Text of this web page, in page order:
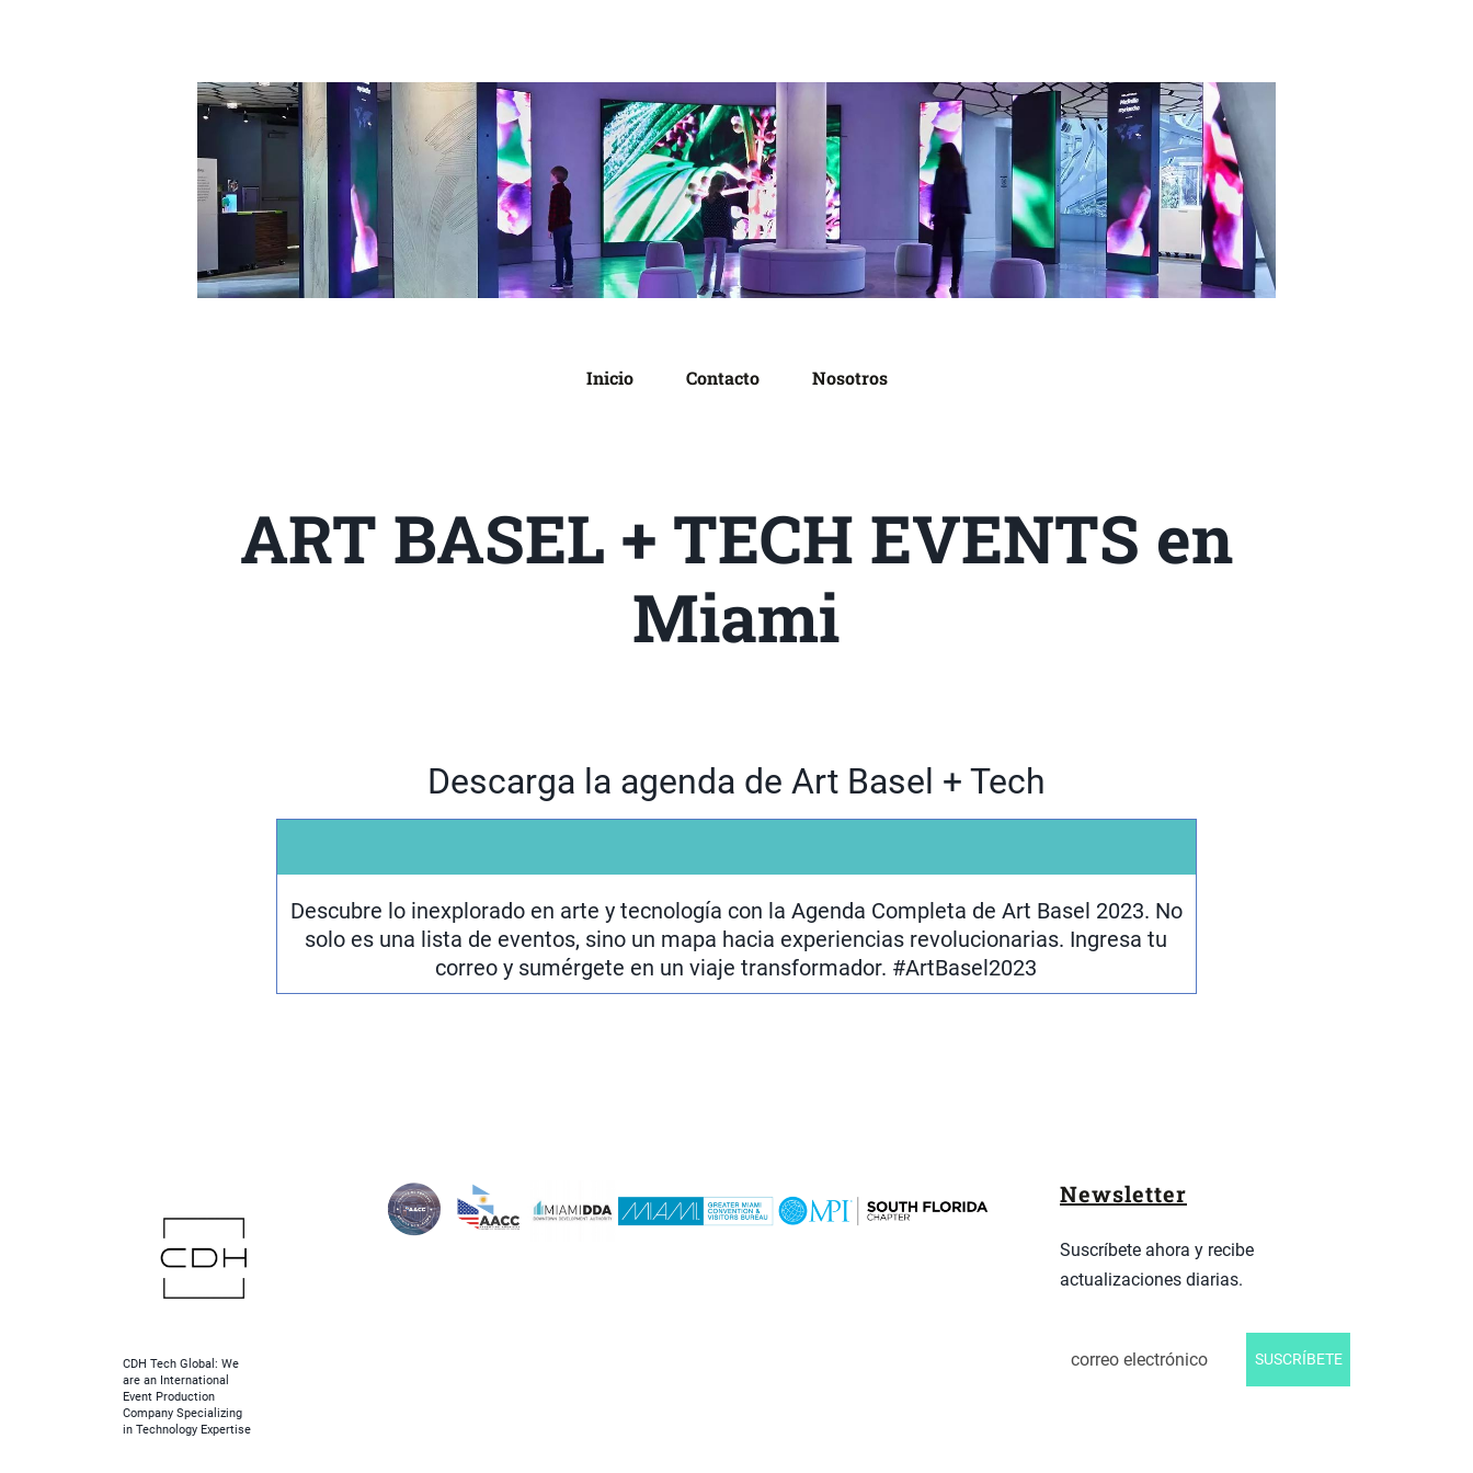
Inicio Contacto Nosotros
ART BASEL + TECH EVENTS en
Miami
Descarga la agenda de Art Basel + Tech
Descubre lo inexplorado en arte y tecnología con la Agenda Completa de Art Basel 2023. No
solo es una lista de eventos, sino un mapa hacia experiencias revolucionarias. Ingresa tu
correo y sumérgete en un viaje transformador. #ArtBasel2023
CDH Tech Global: We
are an International
Event Production
Company Specializing
in Technology Expertise
Newsletter
Suscríbete ahora y recibe
actualizaciones diarias.
SUSCRÍBETE